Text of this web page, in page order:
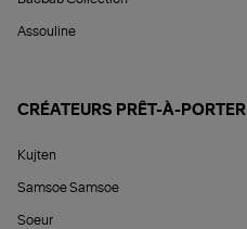
Assouline
CRÉATEURS PRÊT-À-PORTER
Kujten
Samsoe Samsoe
Soeur